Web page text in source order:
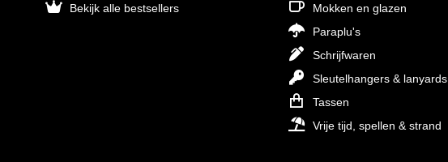
Bekijk alle bestsellers
Mokken en glazen
Paraplu's
Schrijfwaren
Sleutelhangers & lanyards
Tassen
Vrije tijd, spellen & strand